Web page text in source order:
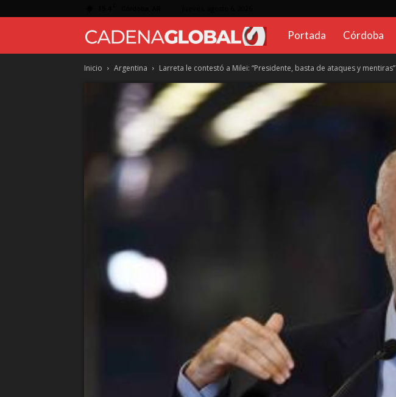
CadenaGlobal.com.ar
Portada Córdoba
Inicio Argentina Larreta le contestó a Milei: “Presidente, basta de ataques y mentiras”